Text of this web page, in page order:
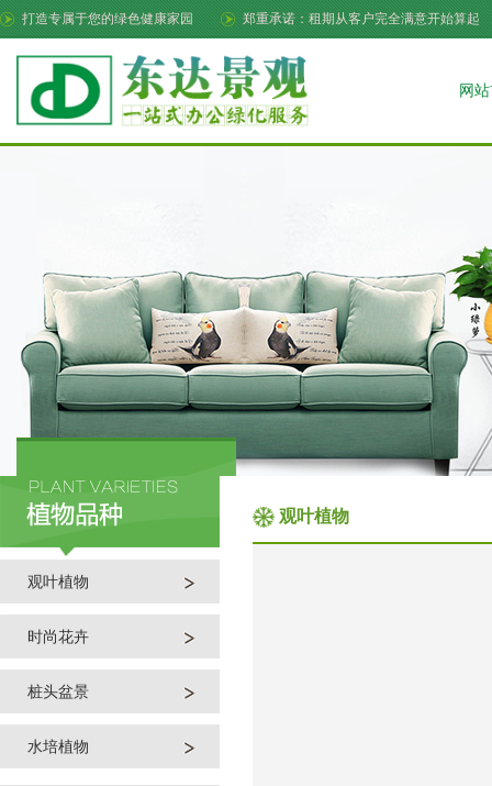
打造专属于您的绿色健康家园 郑重承诺：租期从客户完全满意开始算起
网
观叶植物
时尚花卉
桩头盆景
水培植物
观叶植物